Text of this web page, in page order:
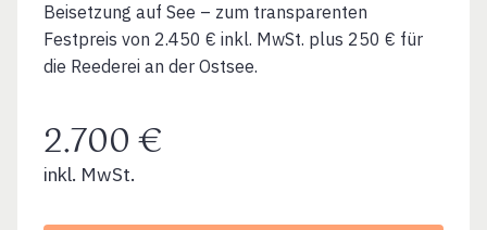
Beisetzung auf See – zum transparenten
Festpreis von 2.450 € inkl. MwSt. plus 250 € für
die Reederei an der Ostsee.
2.700 €
inkl. MwSt.